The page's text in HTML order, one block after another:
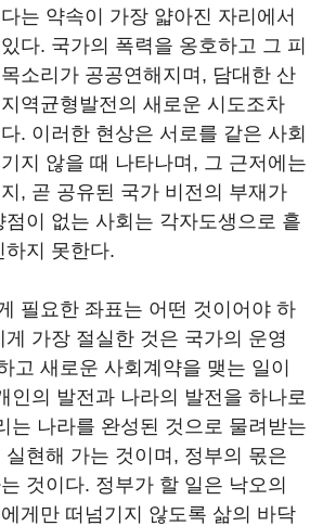
는 약속이 가장 얇아진 자리에서
다. 국가의 폭력을 옹호하고 그 피
소리가 공공연해지며, 담대한 산
역균형발전의 새로운 시도조차
. 이러한 현상은 서로를 같은 사회
지 않을 때 나타나며, 그 근저에는
, 곧 공유된 국가 비전의 부재가
이 없는 사회는 각자도생으로 흩
하지 못한다.
필요한 좌표는 어떤 것이어야 하
가장 절실한 것은 국가의 운영
고 새로운 사회계약을 맺는 일이
인의 발전과 나라의 발전을 하나로
는 나라를 완성된 것으로 물려받는
현해 가는 것이며, 정부의 몫은
것이다. 정부가 할 일은 낙오의
게만 떠넘기지 않도록 삶의 바닥